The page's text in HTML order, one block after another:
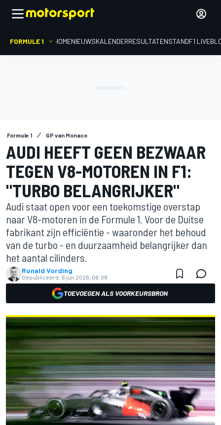
FORMULE 1 HOMENIEUWSKALENDERRESULTATENSTANDF1
Formule 1 GP van Monaco
AUDI HEEFT GEEN BEZWAAR
TEGEN V8-MOTOREN IN F1:
"TURBO BELANGRIJKER"
Audi staat open voor een toekomstige overstap
naar V8-motoren in de Formule 1. Voor de Duitse
fabrikant zijn efficiëntie - waaronder het behoud
van de turbo - en duurzaamheid belangrijker dan
het aantal cilinders.
Ronald Vording
Gepubliceerd: 6 jun 2026, 08:08
TOEVOEGEN ALS VOORKEURSBRON